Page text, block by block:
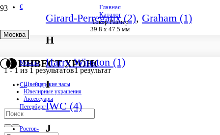
€
Москва
Москва
С.-
Петербург
Ростов-
Girard-Perregaux (2), Graham (1)
H
Harry Winston (1)
I
IWC (4)
J
ИНВЕСТ ХРОНО
Главная
Каталог
Товар Размер
39.8 x 47.5 мм
1-1 из 1 результатов1 результат
Швейцарские часы
Ювелирные украшения
Аксессуары